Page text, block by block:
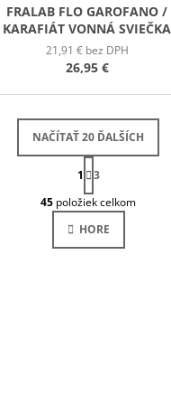
FRALAB FLO GAROFANO /
KARAFIÁT VONNÁ SVIEČKA
390G
21,91 € bez DPH
26,95 €
O
V
L
Á
NAČÍTAŤ 20 ĎALŠÍCH
S
T
R
Á
N
K
O
1
3
45 položiek celkom
HORE